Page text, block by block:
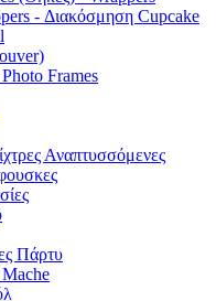
- Διακόσμηση Cupcake
Frames
Αναπτυσσόμενες
Πάρτυ